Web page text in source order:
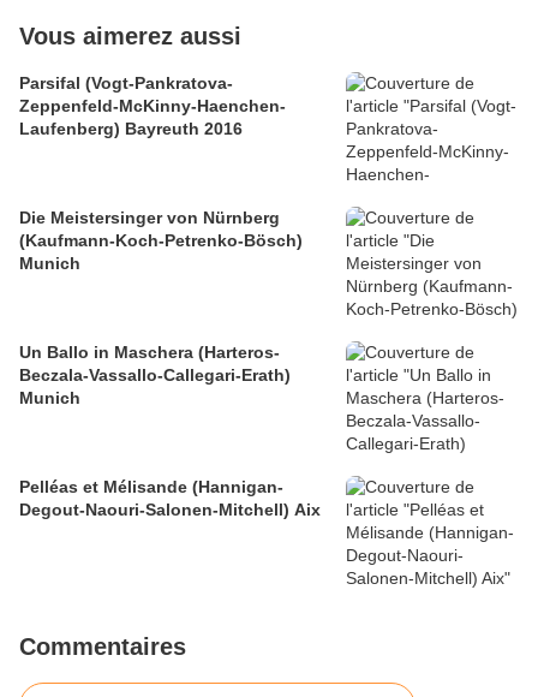
Vous aimerez aussi
Parsifal (Vogt-Pankratova-
Zeppenfeld-McKinny-Haenchen-
Laufenberg) Bayreuth 2016
Die Meistersinger von Nürnberg
(Kaufmann-Koch-Petrenko-Bösch)
Munich
Un Ballo in Maschera (Harteros-
Beczala-Vassallo-Callegari-Erath)
Munich
Pelléas et Mélisande (Hannigan-
Degout-Naouri-Salonen-Mitchell) Aix
Commentaires